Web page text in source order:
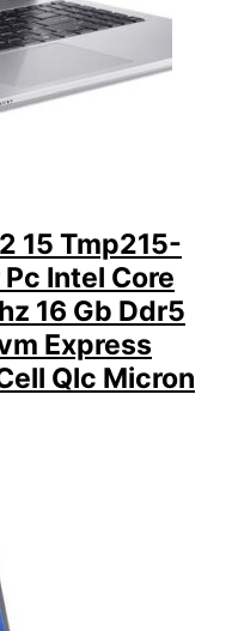
15 Tmp215-
Intel Core
16 Gb Ddr5
Express
Qlc Micron